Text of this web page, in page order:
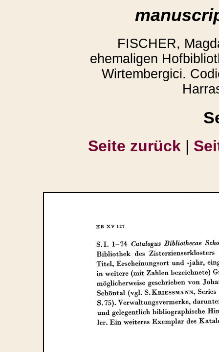
FISCHER,
ehemaligen
Wirtembergici.
Seite zurück |